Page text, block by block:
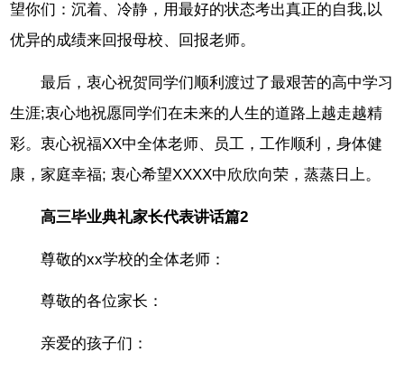
望你们：沉着、冷静，用最好的状态考出真正的自我,以
优异的成绩来回报母校、回报老师。
最后，衷心祝贺同学们顺利渡过了最艰苦的高中学习
生涯;衷心地祝愿同学们在未来的人生的道路上越走越精
彩。衷心祝福XX中全体老师、员工，工作顺利，身体健
康，家庭幸福; 衷心希望XXXX中欣欣向荣，蒸蒸日上。
高三毕业典礼家长代表讲话篇2
尊敬的xx学校的全体老师：
尊敬的各位家长：
亲爱的孩子们：